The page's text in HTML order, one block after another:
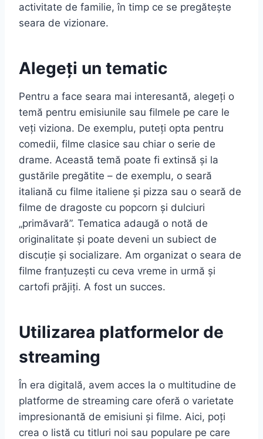
activitate de familie, în timp ce se pregătește
seara de vizionare.
Alegeți un tematic
Pentru a face seara mai interesantă, alegeți o
temă pentru emisiunile sau filmele pe care le
veți viziona. De exemplu, puteți opta pentru
comedii, filme clasice sau chiar o serie de
drame. Această temă poate fi extinsă și la
gustările pregătite – de exemplu, o seară
italiană cu filme italiene și pizza sau o seară de
filme de dragoste cu popcorn și dulciuri
„primăvară”. Tematica adaugă o notă de
originalitate și poate deveni un subiect de
discuție și socializare. Am organizat o seara de
filme franțuzești cu ceva vreme in urmă și
cartofi prăjiți. A fost un succes.
Utilizarea platformelor de
streaming
În era digitală, avem acces la o multitudine de
platforme de streaming care oferă o varietate
impresionantă de emisiuni și filme. Aici, poți
crea o listă cu titluri noi sau populare pe care